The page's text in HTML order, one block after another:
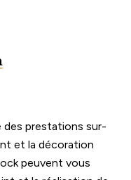
des prestations sur-
et la décoration
peuvent vous